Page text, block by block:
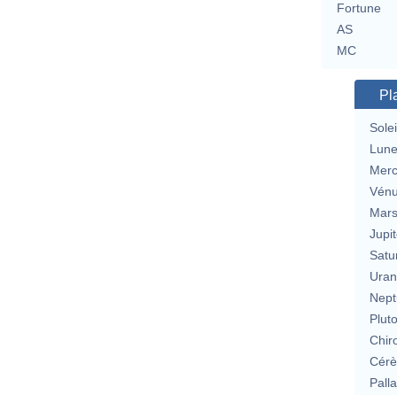
Fortune
AS
MC
Lune
Mars